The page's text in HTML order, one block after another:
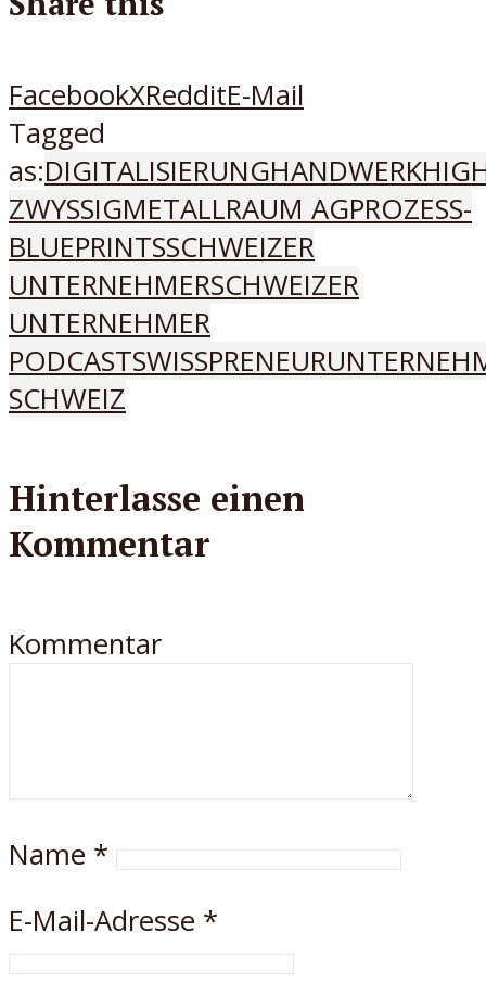
FacebookXRedditE-Mail
Tagged
as:DIGITALISIERUNGHANDWERK
ZWYSSIGMETALLRAUM AGPROZESS-
BLUEPRINTSSCHWEIZER
UNTERNEHMERSCHWEIZER
UNTERNEHMER
PODCASTSWISSPRENEUR
SCHWEIZ
Hinterlasse einen
Kommentar
Kommentar
Name *
E-Mail-Adresse *